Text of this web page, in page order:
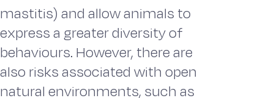
mastitis) and allow animals to
express a greater diversity of
behaviours. However, there are
also risks associated with open
natural environments, such as